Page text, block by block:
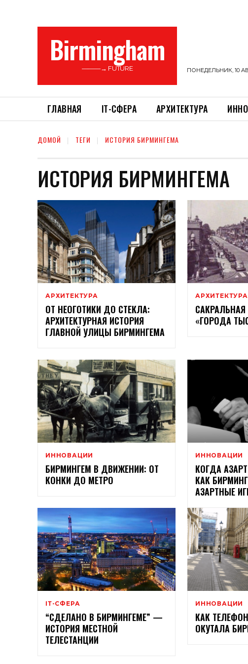
Birmingham
———→ FUTURE ПОНЕДЕЛЬНИК, 10
ГЛАВНАЯ ІТ-СФЕРА АРХИТЕКТУРА
ДОМОЙ ТЕГИ ИСТОРИЯ БИРМИНГЕМА
ИСТОРИЯ БИРМИНГЕМА
АРХИТЕКТУРА
ОТ НЕОГОТИКИ ДО СТЕКЛА:
АРХИТЕКТУРНАЯ ИСТОРИЯ
ГЛАВНОЙ УЛИЦЫ БИРМИНГЕМА
АРХИТЕКТУРА
САКРАЛЬНАЯ
«ГОРОДА
ИННОВАЦИИ
БИРМИНГЕМ В ДВИЖЕНИИ: ОТ
КОНКИ ДО МЕТРО
ИННОВАЦИИ
КОГДА
КАК
АЗАРТНЫЕ
ІТ-СФЕРА
“СДЕЛАНО В БИРМИНГЕМЕ” —
ИСТОРИЯ МЕСТНОЙ
ТЕЛЕСТАНЦИИ
ИННОВАЦИИ
КАК
ОКУТАЛА